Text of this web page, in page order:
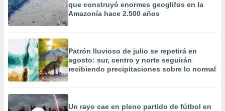
que construyó enormes geoglifos en la
Amazonía hace 2.500 años
Patrón lluvioso de julio se repetirá en
agosto: sur, centro y norte seguirán
recibiendo precipitaciones sobre lo normal
Un rayo cae en pleno partido de fútbol en